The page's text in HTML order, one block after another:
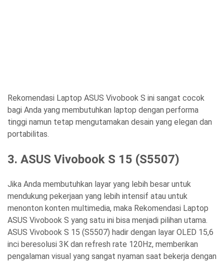
Rekomendasi Laptop ASUS Vivobook S ini sangat cocok
bagi Anda yang membutuhkan laptop dengan performa
tinggi namun tetap mengutamakan desain yang elegan dan
portabilitas.
3. ASUS Vivobook S 15 (S5507)
Jika Anda membutuhkan layar yang lebih besar untuk
mendukung pekerjaan yang lebih intensif atau untuk
menonton konten multimedia, maka Rekomendasi Laptop
ASUS Vivobook S yang satu ini bisa menjadi pilihan utama.
ASUS Vivobook S 15 (S5507) hadir dengan layar OLED 15,6
inci beresolusi 3K dan refresh rate 120Hz, memberikan
pengalaman visual yang sangat nyaman saat bekerja dengan